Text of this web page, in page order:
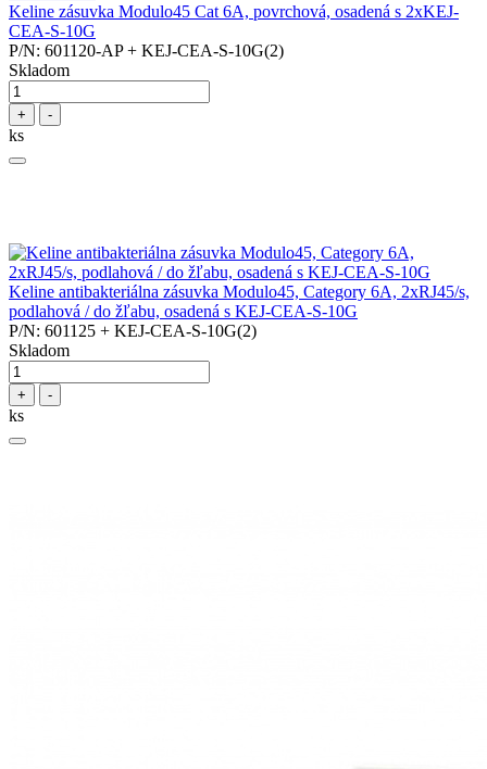
Keline zásuvka Modulo45 Cat 6A, povrchová, osadená s 2xKEJ-
CEA-S-10G
P/N: 601120-AP + KEJ-CEA-S-10G(2)
Skladom
+ -
ks
Keline antibakteriálna zásuvka Modulo45, Category 6A, 2xRJ45/s,
podlahová / do žľabu, osadená s KEJ-CEA-S-10G
P/N: 601125 + KEJ-CEA-S-10G(2)
Skladom
+ -
ks